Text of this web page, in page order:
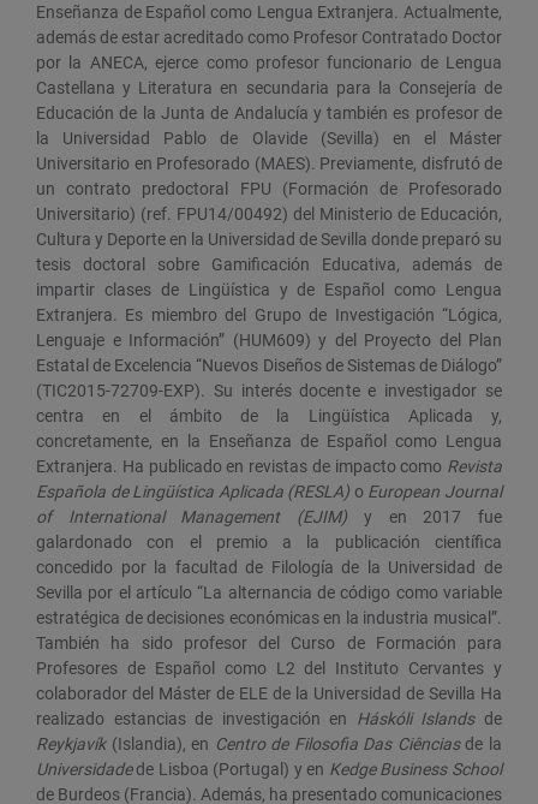
Enseñanza de Español como Lengua Extranjera. Actualmente,
además de estar acreditado como Profesor Contratado Doctor
por la ANECA, ejerce como profesor funcionario de Lengua
Castellana y Literatura en secundaria para la Consejería de
Educación de la Junta de Andalucía y también es profesor de
la Universidad Pablo de Olavide (Sevilla) en el Máster
Universitario en Profesorado (MAES). Previamente, disfrutó de
un contrato predoctoral FPU (Formación de Profesorado
Universitario) (ref. FPU14/00492) del Ministerio de Educación,
Cultura y Deporte en la Universidad de Sevilla donde preparó su
tesis doctoral sobre Gamificación Educativa, además de
impartir clases de Lingüística y de Español como Lengua
Extranjera. Es miembro del Grupo de Investigación “Lógica,
Lenguaje e Información” (HUM609) y del Proyecto del Plan
Estatal de Excelencia “Nuevos Diseños de Sistemas de Diálogo”
(TIC2015-72709-EXP). Su interés docente e investigador se
centra en el ámbito de la Lingüística Aplicada y,
concretamente, en la Enseñanza de Español como Lengua
Extranjera. Ha publicado en revistas de impacto como Revista
Española de Lingüística Aplicada (RESLA) o European Journal
of International Management (EJIM) y en 2017 fue
galardonado con el premio a la publicación científica
concedido por la facultad de Filología de la Universidad de
Sevilla por el artículo “La alternancia de código como variable
estratégica de decisiones económicas en la industria musical”.
También ha sido profesor del Curso de Formación para
Profesores de Español como L2 del Instituto Cervantes y
colaborador del Máster de ELE de la Universidad de Sevilla Ha
realizado estancias de investigación en Háskóli Islands de
Reykjavík(Islandia), en Centro de Filosofia Das Ciências de la
Universidadede Lisboa (Portugal) y en Kedge Business School
de Burdeos (Francia). Además, ha presentado comunicaciones